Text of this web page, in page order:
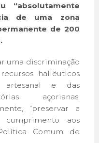
“absolutamente
de uma zona
de 200
uma discriminação
haliêuticos
e das
açorianas,
“preservar a
aos
Comum de